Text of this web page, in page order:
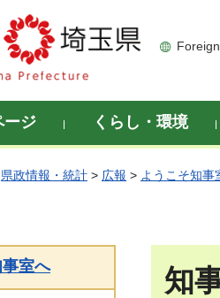
ージ くらし・環境
県政情報・統計 > 広報 > ようこそ知事
室へ 知